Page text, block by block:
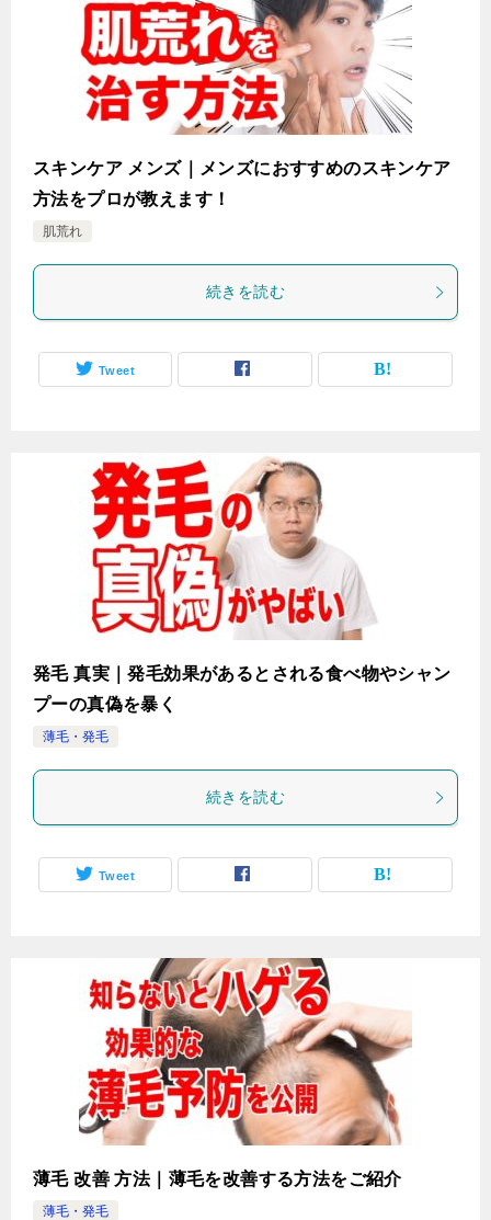
スキンケア メンズ｜メンズにおすすめのスキンケア
方法をプロが教えます！
肌荒れ
続きを読む
Tweet
発毛 真実｜発毛効果があるとされる食べ物やシャン
プーの真偽を暴く
薄毛・発毛
続きを読む
Tweet
薄毛 改善 方法｜薄毛を改善する方法をご紹介
薄毛・発毛